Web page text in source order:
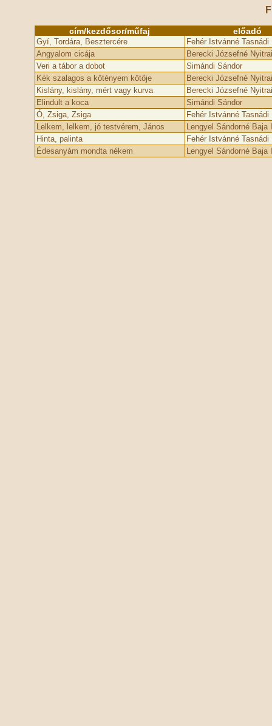
cím/kezdősor/műfaj előadó
Gyí, Tordára, Besztercére
Fehér Istvánné Tasnádi
Angyalom cicája
Berecki Józsefné
Veri a tábor a dobot
Simándi Sándor
Kék szalagos a kötényem kötője
Berecki Józsefné
Kislány, kislány, mért vagy kurva
Berecki Józsefné
Elindult a koca
Simándi Sándor
Ó, Zsiga, Zsiga
Fehér Istvánné Tasnádi
Lelkem, lelkem, jó testvérem, János
Lengyel Sándorné Baja
Hinta, palinta
Fehér Istvánné Tasnádi
Édesanyám mondta nékem
Lengyel Sándorné Baja